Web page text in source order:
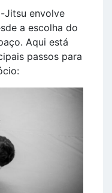
Jitsu envolve
a escolha do
Aqui está
passos para